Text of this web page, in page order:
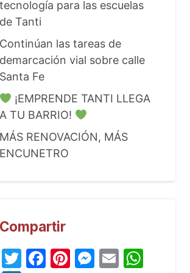
para las escuelas
Tanti
las tareas de
vial sobre calle
Fe
¡EMPRENDE TANTI LLEGA
TU BARRIO!
RENOVACIÓN, MÁS
Twitter
Facebook
Pinterest
Messenger
Email